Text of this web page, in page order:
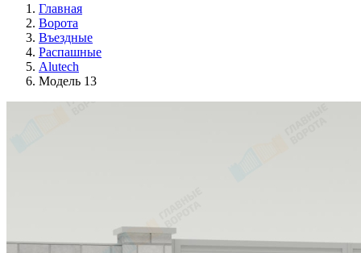
Главная
Ворота
Въездные
Распашные
Alutech
Модель 13